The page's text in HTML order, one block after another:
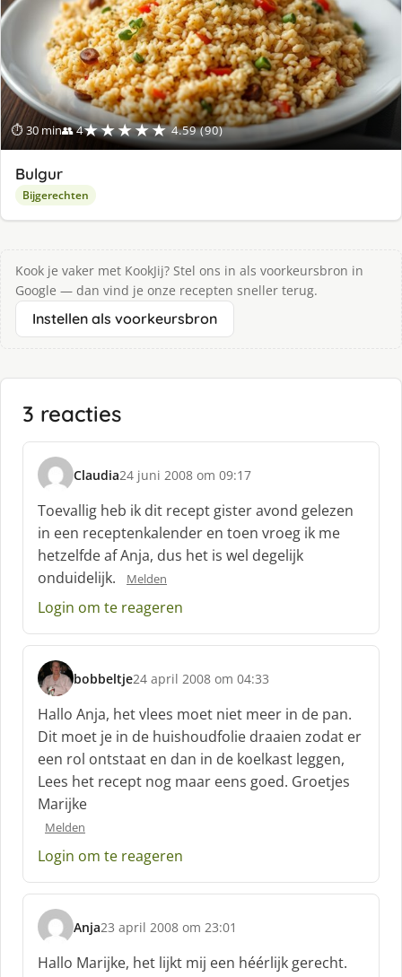
⏱ 30 min👥 4★★★★★ 4.59 (90)
Bulgur
Bijgerechten
Kook je vaker met KookJij? Stel ons in als voorkeursbron in
Google — dan vind je onze recepten sneller terug.
Instellen als voorkeursbron
3 reacties
Claudia
s
c
h
r
e
e
:
24 juni 2008 om 09:17
Toevallig heb ik dit recept gister avond gelezen
in een receptenkalender en toen vroeg ik me
hetzelfde af Anja, dus het is wel degelijk
onduidelijk.
Melden
Login om te reageren
bobbeltje
s
c
h
r
e
e
f
24 april 2008 om 04:33
Hallo Anja, het vlees moet niet meer in de pan.
Dit moet je in de huishoudfolie draaien zodat er
een rol ontstaat en dan in de koelkast leggen,
Lees het recept nog maar eens goed. Groetjes
Marijke
Melden
Login om te reageren
Anja
s
c
h
23 april 2008 om 23:01
Hallo Marijke, het lijkt mij een héérlijk gerecht.